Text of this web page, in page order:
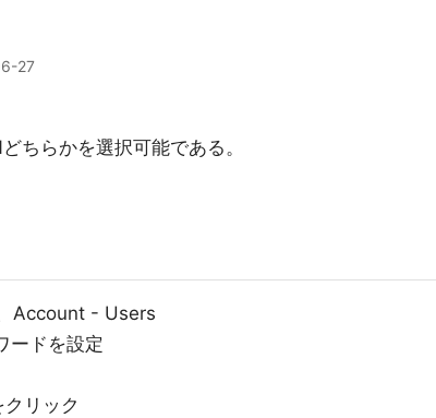
27
ちらかを選択可能である。
Account - Users
ードを設定
リック